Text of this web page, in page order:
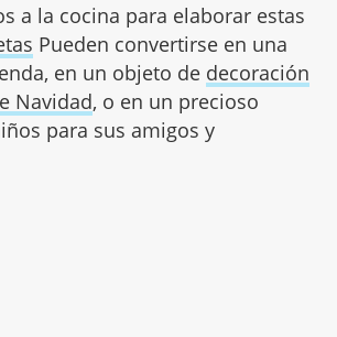
a la cocina para elaborar estas
Pueden convertirse en una
en un objeto de decoración
Navidad, o en un precioso
para sus amigos y